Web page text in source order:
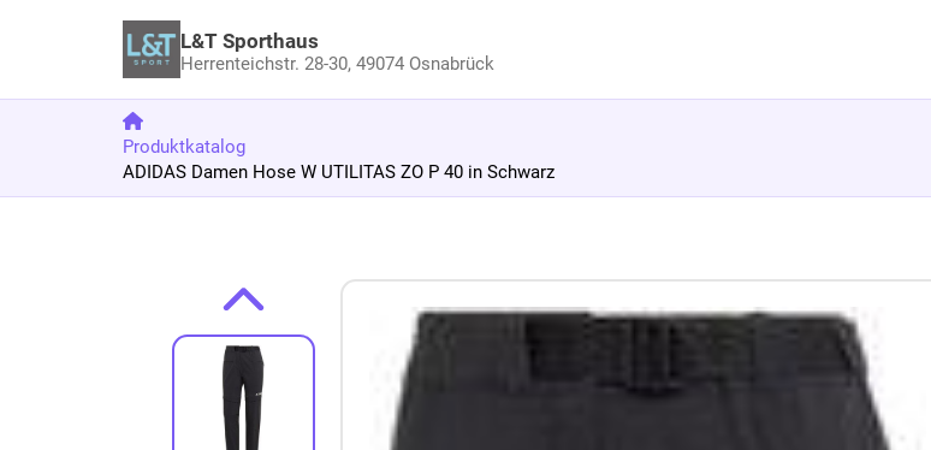
L&T Sporthaus
Herrenteichstr. 28-30,49074 Osnabrück
Produktkatalog
ADIDAS Damen Hose W UTILITAS ZO P 40 in Schwarz
Zur Produktbeschreibung springen